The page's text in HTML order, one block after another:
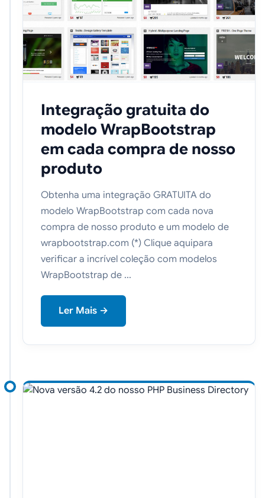
Integração gratuita do
modelo WrapBootstrap
em cada compra de nosso
produto
Obtenha uma integração GRATUITA do
modelo WrapBootstrap com cada nova
compra de nosso produto e um modelo de
wrapbootstrap.com (*) Clique aquipara
verificar a incrível coleção com modelos
WrapBootstrap de ...
Ler Mais →